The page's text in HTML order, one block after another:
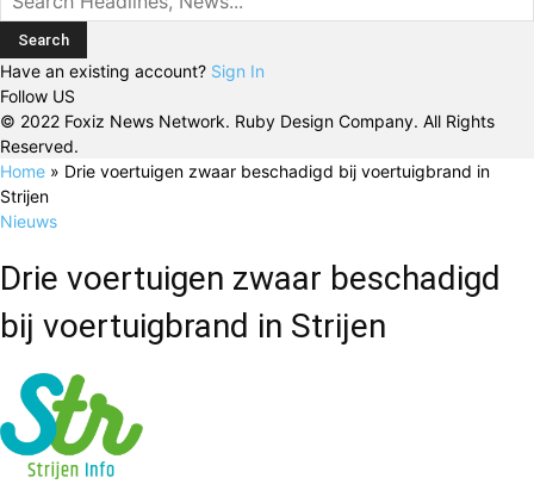
Have an existing account? Sign In
Follow US
© 2022 Foxiz News Network. Ruby Design Company. All Rights
Reserved.
Home » Drie voertuigen zwaar beschadigd bij voertuigbrand in
Strijen
Nieuws
Drie voertuigen zwaar beschadigd
bij voertuigbrand in Strijen